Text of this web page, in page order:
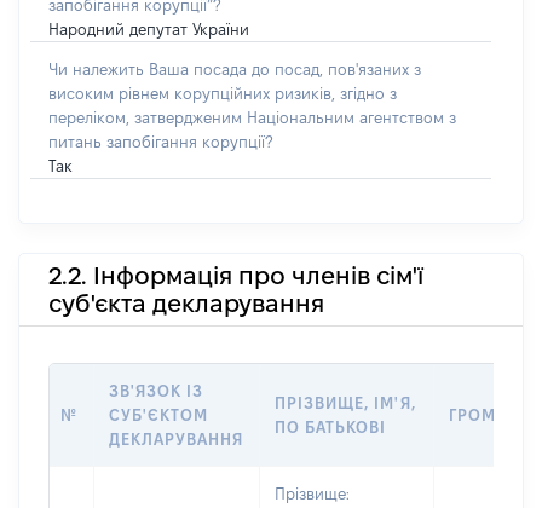
запобігання корупції”?
Народний депутат України
Чи належить Ваша посада до посад, пов'язаних з
високим рівнем корупційних ризиків, згідно з
переліком, затвердженим Національним агентством з
питань запобігання корупції?
Так
2.2. Інформація про членів сім'ї
суб'єкта декларування
№
ЗВ'ЯЗОК ІЗ
СУБ'ЄКТОМ
ДЕКЛАРУВАННЯ
ПРІЗВИЩЕ, ІМ'Я,
ПО БАТЬКОВІ
Прізвище: